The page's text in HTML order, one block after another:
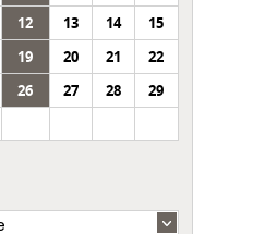
12 13 14
15
19 20 21
22
26 27 28
29